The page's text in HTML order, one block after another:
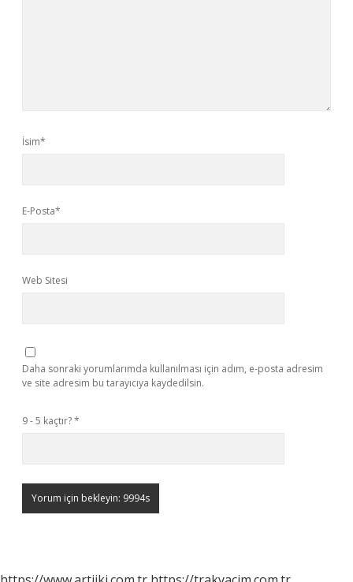
İsim*
E-Posta*
Web Sitesi
Daha sonraki yorumlarımda kullanılması için adım, e-posta adresim
ve site adresim bu tarayıcıya kaydedilsin.
9 - 5 kaçtır?*